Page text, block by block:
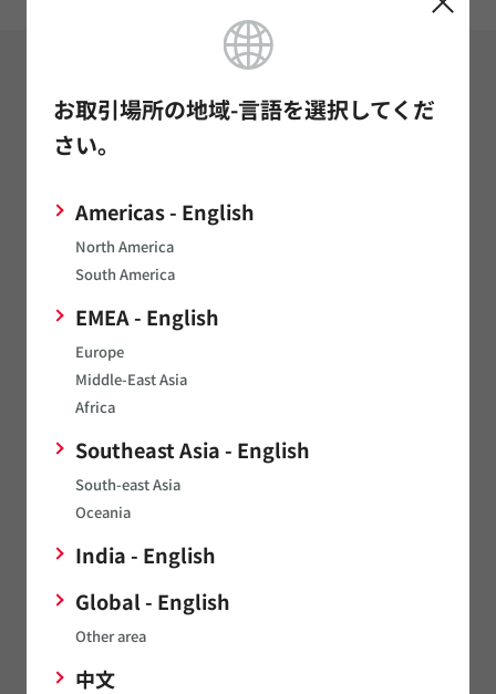
お取引場所の地域-言語を選択してくだ
さい。
Americas - English
North America
South America
EMEA - English
Europe
Middle-East Asia
Africa
Southeast Asia - English
South-east Asia
Oceania
India - English
Global - English
Other area
中文
サポート FAQ
コンデンサ（キャパシタ）
ノイズ対策部品/EMI除去フィルタ/TVSダイオード
サーミスタ
センサ
タイミングデバイス
発音部品
電源関連製品
マイクロメカトロ
通信モジュール
LPWA
イオナイザモジュール/オゾナイザモジュール
Digital Panel Meters